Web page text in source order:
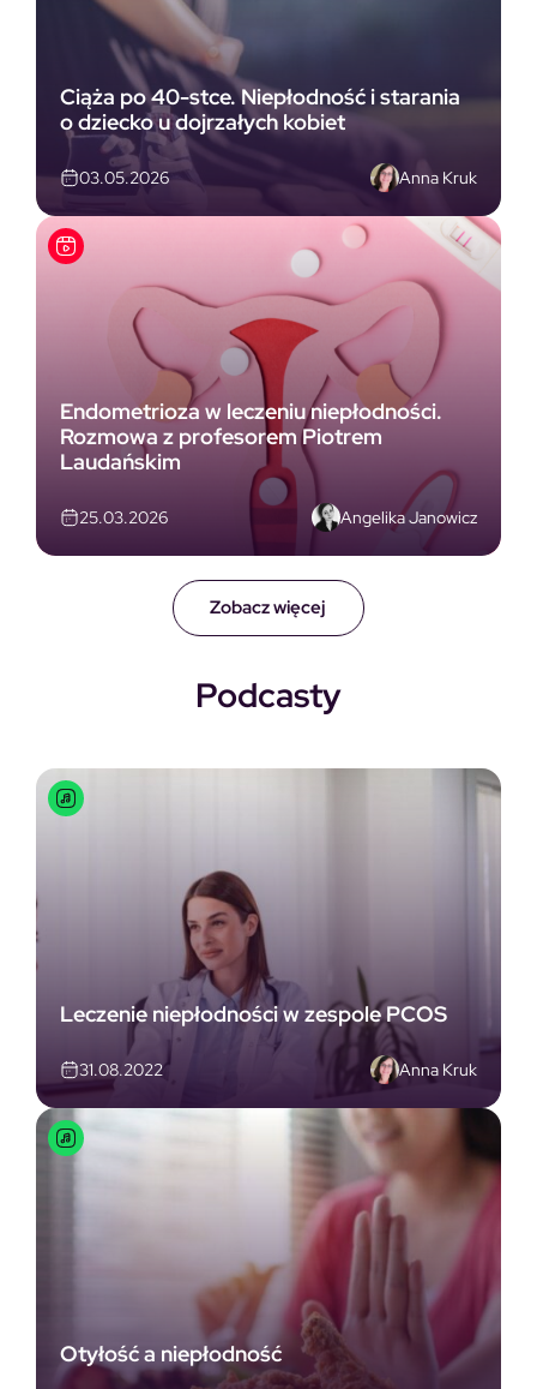
Zobacz więcej
Ciąża po 40-stce. Niepłodność i starania
o dziecko u dojrzałych kobiet
03.05.2026 Anna Kruk
Endometrioza w leczeniu niepłodności.
Rozmowa z profesorem Piotrem
Laudańskim
25.03.2026 Angelika Janowicz
Podcasty
Leczenie niepłodności w zespole PCOS
31.08.2022 Anna Kruk
Otyłość a niepłodność